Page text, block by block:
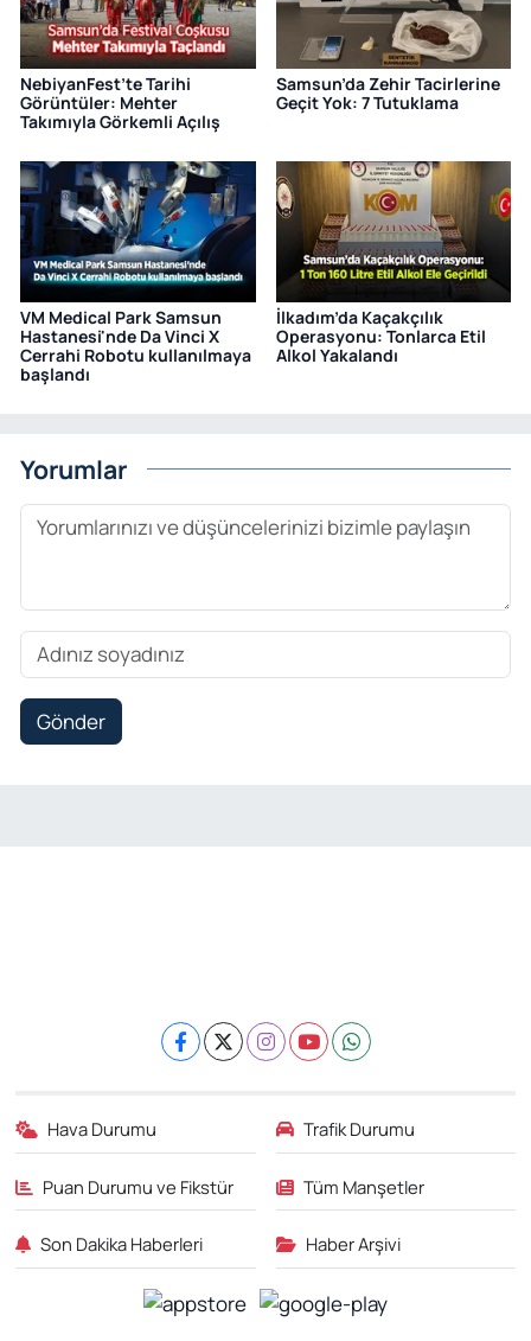
NebiyanFest’te Tarihi
Görüntüler: Mehter
Takımıyla Görkemli Açılış
Samsun’da Zehir Tacirlerine
Geçit Yok: 7 Tutuklama
VM Medical Park Samsun
Hastanesi'nde Da Vinci X
Cerrahi Robotu kullanılmaya
başlandı
İlkadım’da Kaçakçılık
Operasyonu: Tonlarca Etil
Alkol Yakalandı
Yorumlar
Gönder
Hava Durumu Trafik Durumu
Puan Durumu ve Fikstür Tüm Manşetler
Son Dakika Haberleri Haber Arşivi